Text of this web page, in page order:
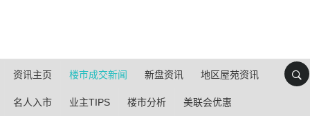
资讯主页 楼市成交新闻 新盘资讯 地区屋苑资讯
名人入市 业主TIPS 楼市分析 美联会优惠